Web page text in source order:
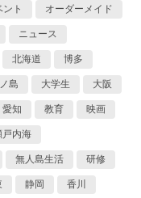
ント オーダーメイド
ニュース
北海道 博多
島 大学生 大阪
愛知 教育 映画
戸内海
無人島生活 研修
静岡 香川